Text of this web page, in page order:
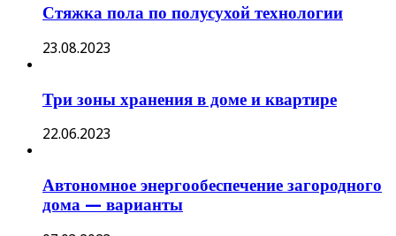
Стяжка пола по полусухой технологии
23.08.2023
Три зоны хранения в доме и квартире
22.06.2023
Автономное энергообеспечение загородного
дома — варианты